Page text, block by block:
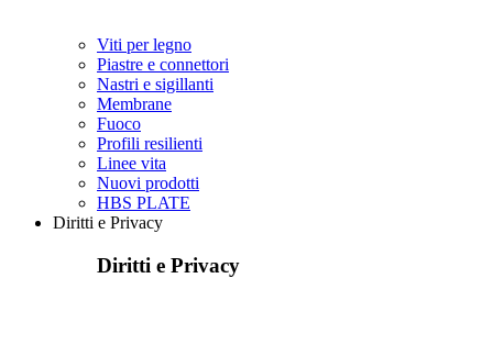
Viti per legno
Piastre e connettori
Nastri e sigillanti
Membrane
Fuoco
Profili resilienti
Linee vita
Nuovi prodotti
HBS PLATE
Diritti e Privacy
Diritti e Privacy